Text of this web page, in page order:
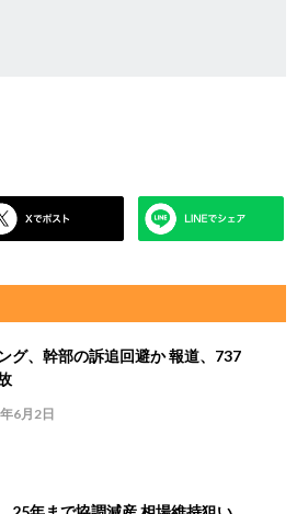
グ、幹部の訴追回避か 報道、737
6月2日